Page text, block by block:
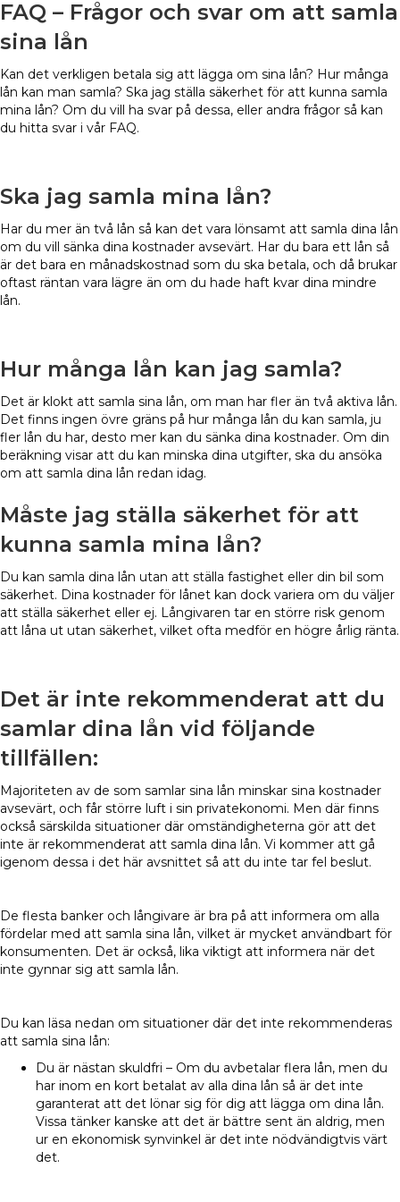
FAQ – Frågor och svar om att samla
sina lån
Kan det verkligen betala sig att lägga om sina lån? Hur många
lån kan man samla? Ska jag ställa säkerhet för att kunna samla
mina lån? Om du vill ha svar på dessa, eller andra frågor så kan
du hitta svar i vår FAQ.
Ska jag samla mina lån?
Har du mer än två lån så kan det vara lönsamt att samla dina lån
om du vill sänka dina kostnader avsevärt. Har du bara ett lån så
är det bara en månadskostnad som du ska betala, och då brukar
oftast räntan vara lägre än om du hade haft kvar dina mindre
lån.
Hur många lån kan jag samla?
Det är klokt att samla sina lån, om man har fler än två aktiva lån.
Det finns ingen övre gräns på hur många lån du kan samla, ju
fler lån du har, desto mer kan du sänka dina kostnader. Om din
beräkning visar att du kan minska dina utgifter, ska du ansöka
om att samla dina lån redan idag.
Måste jag ställa säkerhet för att
kunna samla mina lån?
Du kan samla dina lån utan att ställa fastighet eller din bil som
säkerhet. Dina kostnader för lånet kan dock variera om du väljer
att ställa säkerhet eller ej. Långivaren tar en större risk genom
att låna ut utan säkerhet, vilket ofta medför en högre årlig ränta.
Det är inte rekommenderat att du
samlar dina lån vid följande
tillfällen:
Majoriteten av de som samlar sina lån minskar sina kostnader
avsevärt, och får större luft i sin privatekonomi. Men där finns
också särskilda situationer där omständigheterna gör att det
inte är rekommenderat att samla dina lån. Vi kommer att gå
igenom dessa i det här avsnittet så att du inte tar fel beslut.
De flesta banker och långivare är bra på att informera om alla
fördelar med att samla sina lån, vilket är mycket användbart för
konsumenten. Det är också, lika viktigt att informera när det
inte gynnar sig att samla lån.
Du kan läsa nedan om situationer där det inte rekommenderas
att samla sina lån:
Du är nästan skuldfri – Om du avbetalar flera lån, men du
har inom en kort betalat av alla dina lån så är det inte
garanterat att det lönar sig för dig att lägga om dina lån.
Vissa tänker kanske att det är bättre sent än aldrig, men
ur en ekonomisk synvinkel är det inte nödvändigtvis värt
det.